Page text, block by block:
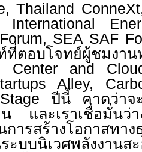
Thailand
International
SEA SAF
ที่ตอบโจทย์ผู้ชมง
Center and
Alley,
ปีนี้ คาดว่าจ
และเราเชื่อมั่น
การสร้างโอกาสทา
ะบบนิเวศพลังงาน